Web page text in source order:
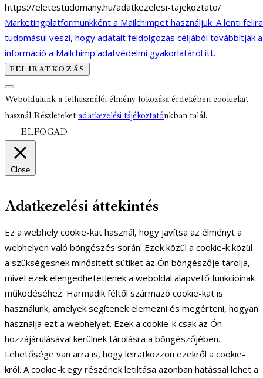
https://eletestudomany.hu/adatkezelesi-tajekoztato/
Marketingplatformunkként a Mailchimpet használjuk. A lenti
tudomásul veszi, hogy adatait feldolgozás céljából továbbítják
információ a Mailchimp adatvédelmi gyakorlatáról itt.
Weboldalunk a felhasználói élmény fokozása érdekében cookiekat
használ Részleteket adatkezelési tájékoztatónkban talál.
ELFOGAD
Close
Adatkezelési áttekintés
Ez a webhely cookie-kat használ, hogy javítsa az élményt a
webhelyen való böngészés során. Ezek közül a cookie-k közül
a szükségesnek minősített sütiket az Ön böngészője tárolja,
mivel ezek elengedhetetlenek a weboldal alapvető funkcióinak
működéséhez. Harmadik féltől származó cookie-kat is
használunk, amelyek segítenek elemezni és megérteni, hogyan
használja ezt a webhelyet. Ezek a cookie-k csak az Ön
hozzájárulásával kerülnek tárolásra a böngészőjében.
Lehetősége van arra is, hogy leiratkozzon ezekről a cookie-
król. A cookie-k egy részének letiltása azonban hatással lehet a